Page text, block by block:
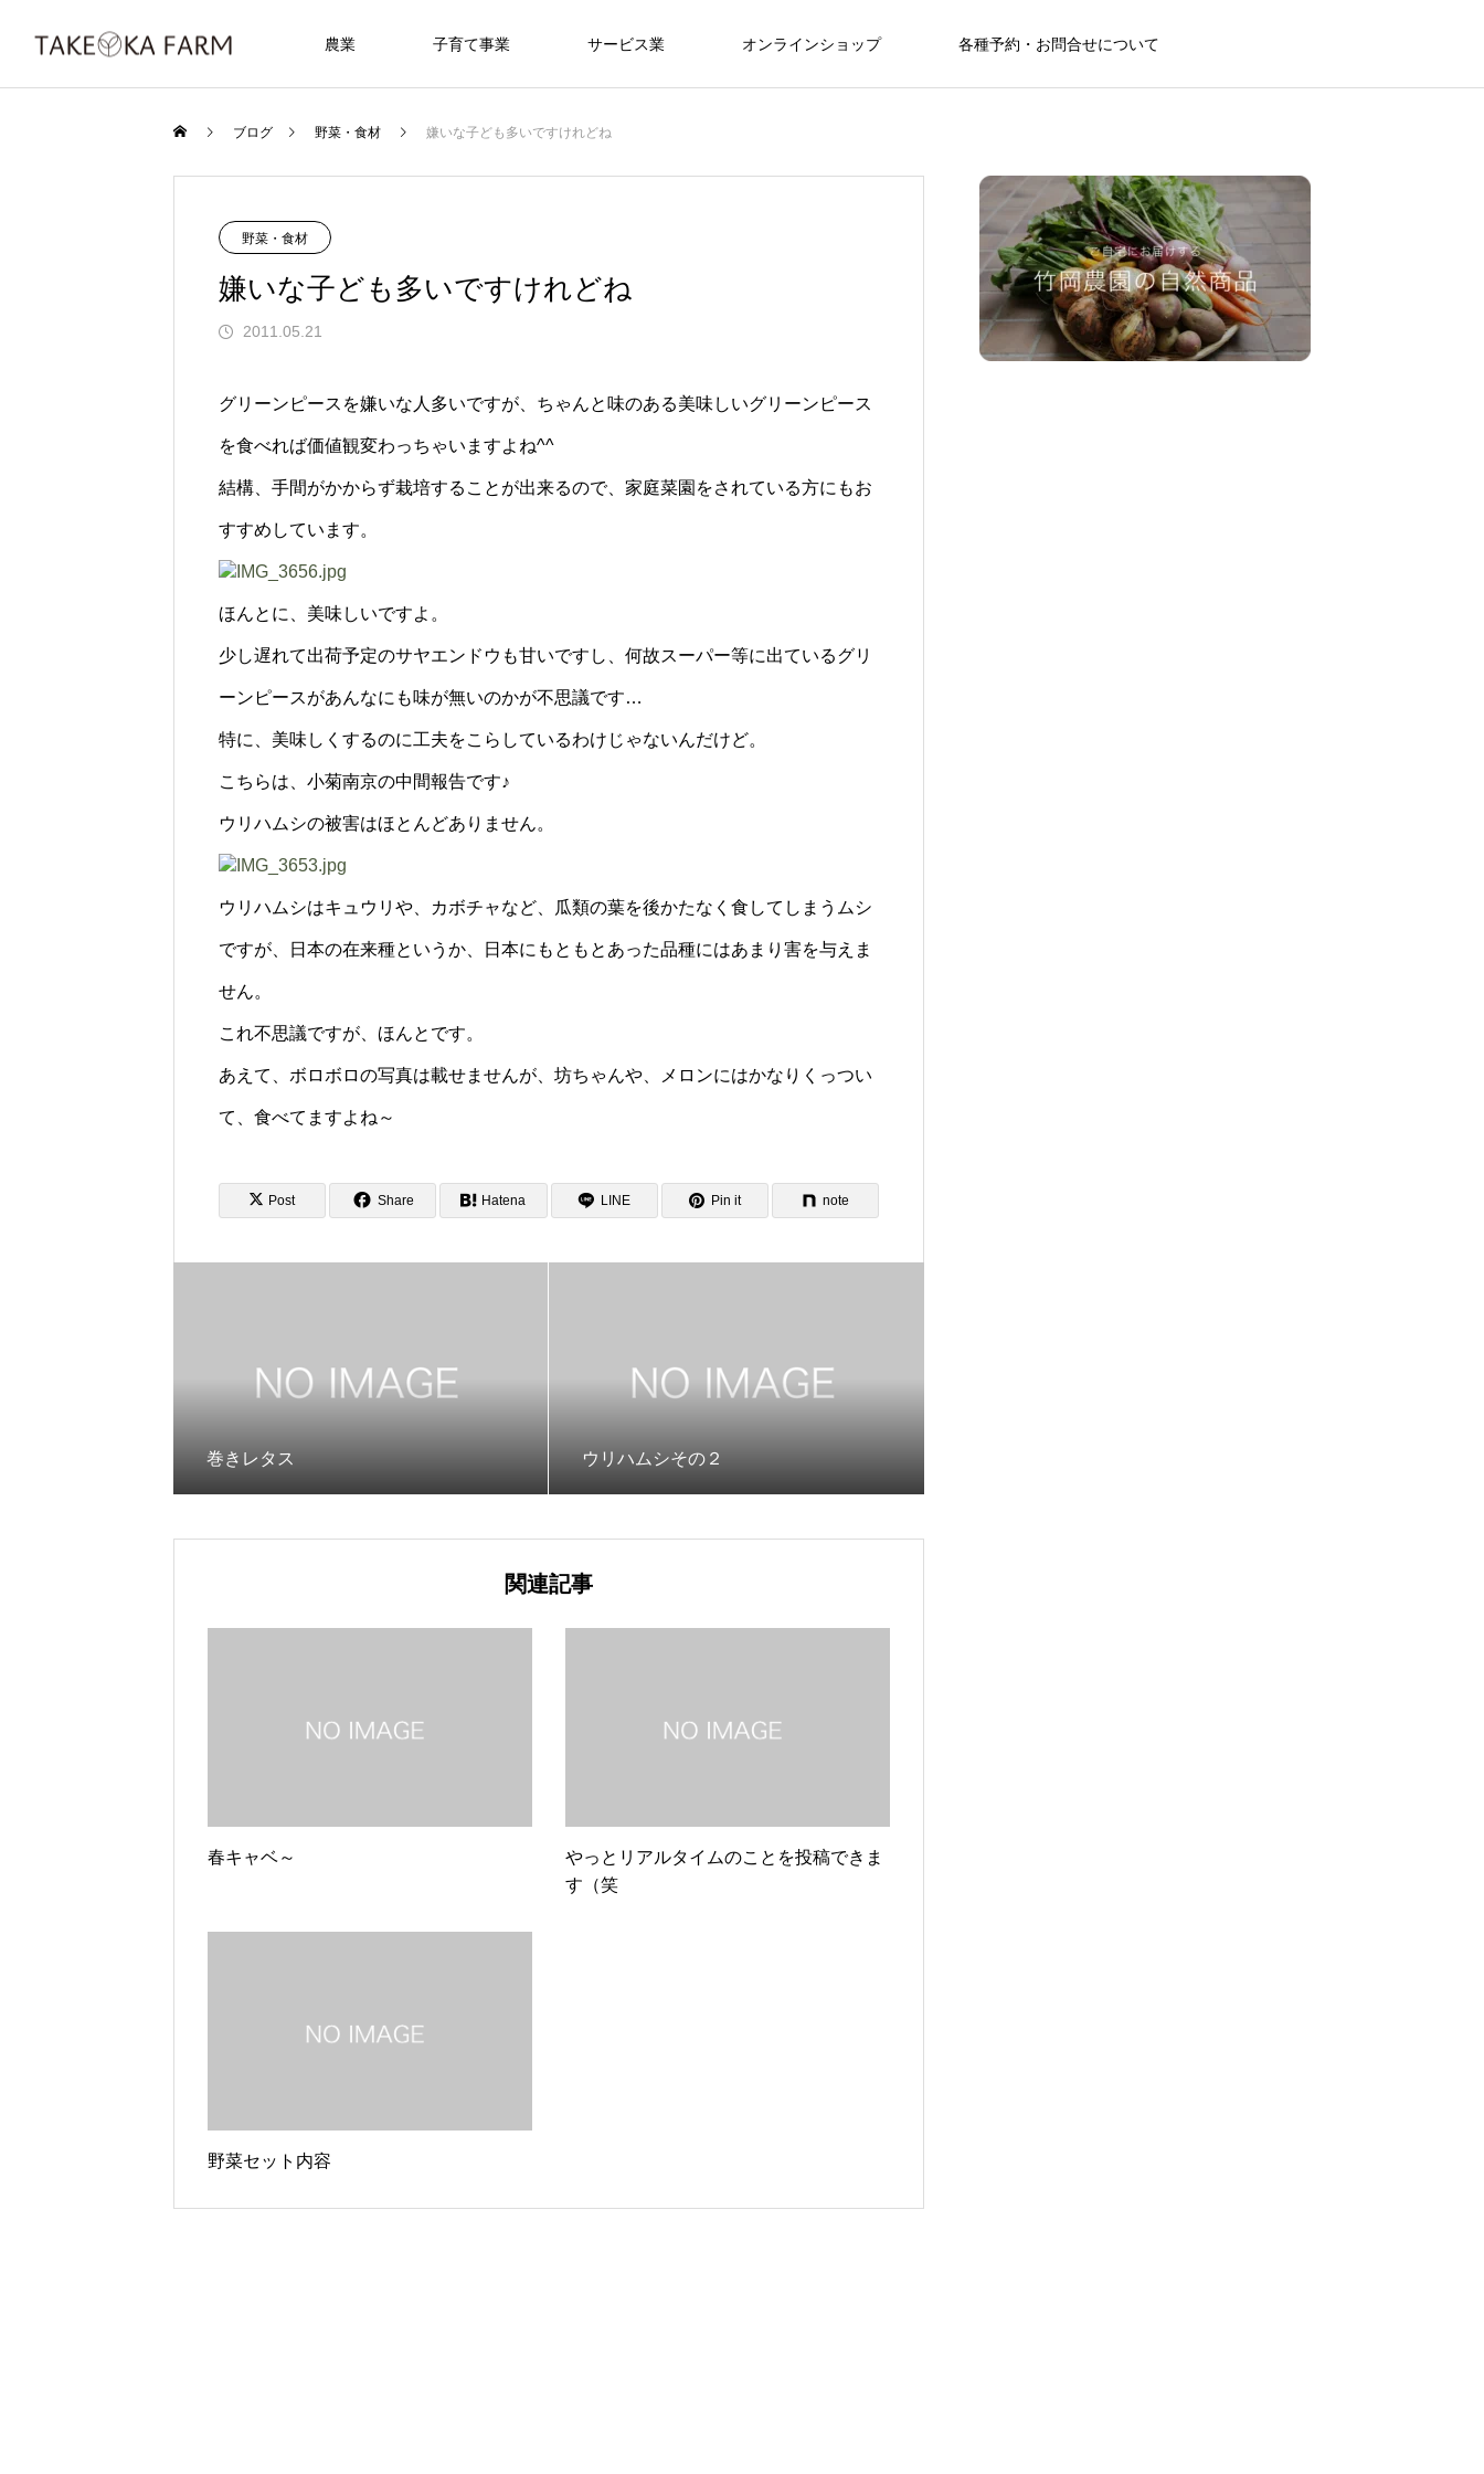
農業 子育て事業 サービス業 オンラインショップ 各種予約・お問合せについて
ブログ 野菜・食材 嫌いな子ども多いですけれどね
野菜・食材
嫌いな子ども多いですけれどね
2011.05.21
グリーンピースを嫌いな人多いですが、ちゃんと味のある美味しいグリーンピース
を食べれば価値観変わっちゃいますよね^^
結構、手間がかからず栽培することが出来るので、家庭菜園をされている方にもお
すすめしています。
ほんとに、美味しいですよ。
少し遅れて出荷予定のサヤエンドウも甘いですし、何故スーパー等に出ているグリ
ーンピースがあんなにも味が無いのかが不思議です…
特に、美味しくするのに工夫をこらしているわけじゃないんだけど。
こちらは、小菊南京の中間報告です♪
ウリハムシの被害はほとんどありません。
ウリハムシはキュウリや、カボチャなど、瓜類の葉を後かたなく食してしまうムシ
ですが、日本の在来種というか、日本にもともとあった品種にはあまり害を与えま
せん。
これ不思議ですが、ほんとです。
あえて、ボロボロの写真は載せませんが、坊ちゃんや、メロンにはかなりくっつい
て、食べてますよね～
Post Share Hatena LINE Pin it note
巻きレタス ウリハムシその２
関連記事
春キャベ～
やっとリアルタイムのことを投稿できま
す（笑
野菜セット内容